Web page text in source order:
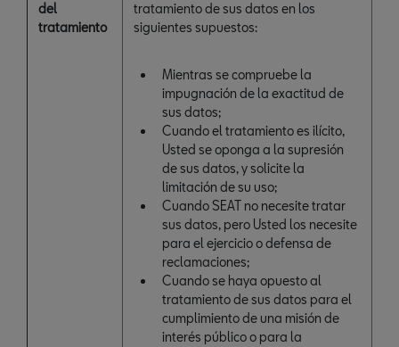
del
tratamiento
tratamiento de sus datos en los
siguientes supuestos:
Mientras se compruebe la
impugnación de la exactitud de
sus datos;
Cuando el tratamiento es ilícito,
Usted se oponga a la supresión
de sus datos, y solicite la
limitación de su uso;
Cuando SEAT no necesite tratar
sus datos, pero Usted los necesite
para el ejercicio o defensa de
reclamaciones;
Cuando se haya opuesto al
tratamiento de sus datos para el
cumplimiento de una misión de
interés público o para la